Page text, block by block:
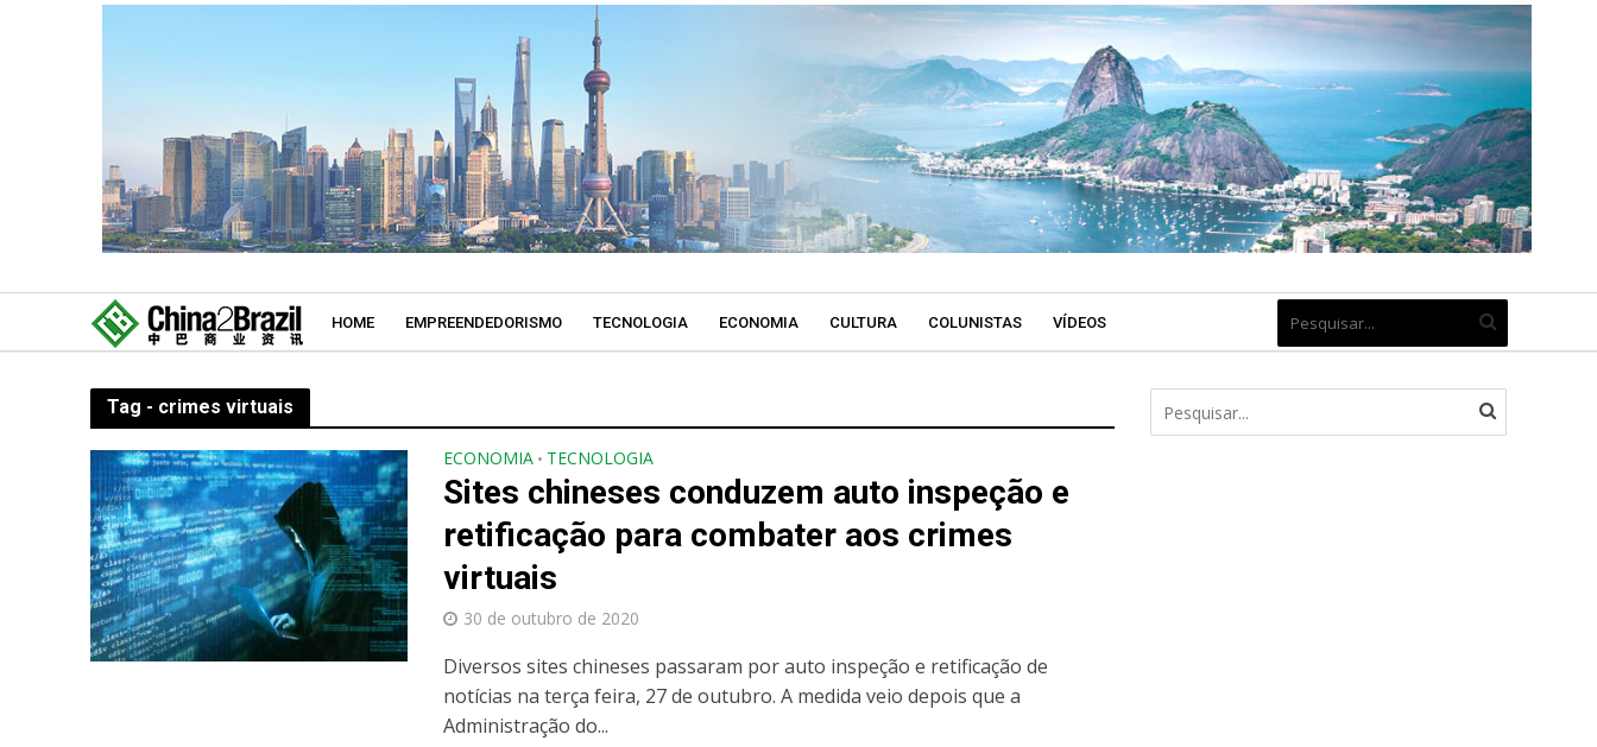
HOME EMPREENDEDORISMO TECNOLOGIA ECONOMIA CULTURA COLUNISTAS VÍDEOS
Tag - crimes virtuais
ECONOMIA • TECNOLOGIA
Sites chineses conduzem auto inspeção e
retificação para combater aos crimes
virtuais
30 de outubro de 2020
Diversos sites chineses passaram por auto inspeção e retificação de
notícias na terça feira, 27 de outubro. A medida veio depois que a
Administração do...